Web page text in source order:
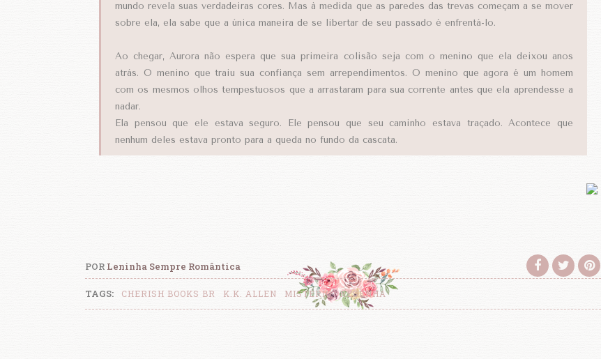
mundo revela suas verdadeiras cores. Mas à medida que as paredes das trevas começam a se mover
sobre ela, ela sabe que a única maneira de se libertar de seu passado é enfrentá-lo.
Ao chegar, Aurora não espera que sua primeira colisão seja com o menino que ela deixou anos
atrás. O menino que traiu sua confiança sem arrependimentos. O menino que agora é um homem
com os mesmos olhos tempestuosos que a arrastaram para sua corrente antes que ela aprendesse a
nadar.
Ela pensou que ele estava seguro. Ele pensou que seu caminho estava traçado. Acontece que
nenhum deles estava pronto para a queda no fundo da cascata.
POR Leninha Sempre Romântica
TAGS: CHERISH BOOKS BR K.K. ALLEN MISTÉRIO RESENHA